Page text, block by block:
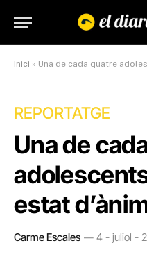
Inici » Una de cada quatre
REPORTATGE
Una de
estat
Carme Escales 4 - juliol -